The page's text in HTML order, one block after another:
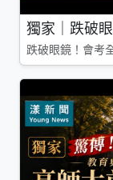
獨家｜跌破
跌破眼鏡！會考